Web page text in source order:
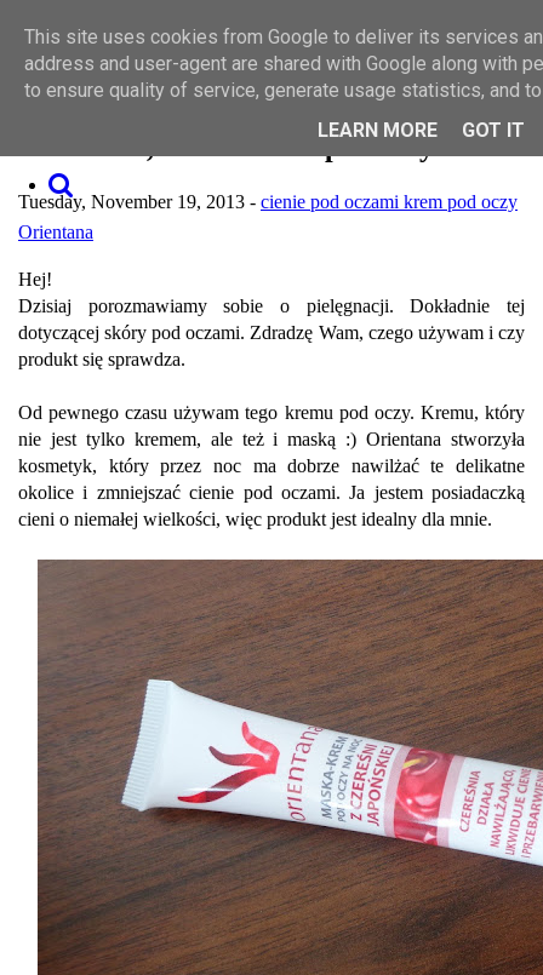
MAKIJAŻ
PIELĘGNACJA
O MNIE
SZUKAJ
Orientana, maska-krem pod oczy
Tuesday, November 19, 2013 - cienie pod oczami krem pod oczy
Orientana
Hej!
Dzisiaj porozmawiamy sobie o pielęgnacji. Dokładnie tej
dotyczącej skóry pod oczami. Zdradzę Wam, czego używam i czy
produkt się sprawdza.
Od pewnego czasu używam tego kremu pod oczy. Kremu, który
nie jest tylko kremem, ale też i maską :) Orientana stworzyła
kosmetyk, który przez noc ma dobrze nawilżać te delikatne
okolice i zmniejszać cienie pod oczami. Ja jestem posiadaczką
cieni o niemałej wielkości, więc produkt jest idealny dla mnie.
This site uses cookies from Google to deliver its services
address and user-agent are shared with Google along with
to ensure quality of service, generate usage statistics, and
LEARN MORE
GOT IT